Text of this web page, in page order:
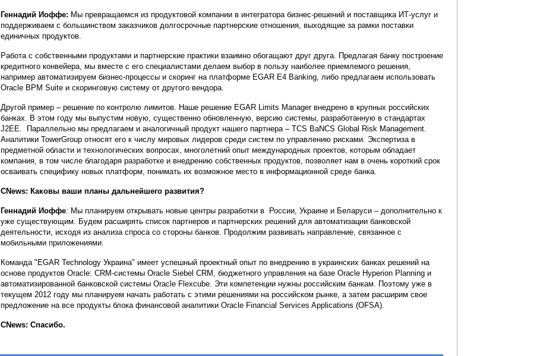
Геннадий Иоффе: Мы превращаемся из продуктовой компании в интегратора бизнес-решений и поставщика ИТ-услуг и
поддерживаем с большинством заказчиков долгосрочные партнерские отношения, выходящие за рамки поставки
единичных продуктов.
Работа с собственными продуктами и партнерские практики взаимно обогащают друг друга. Предлагая банку построение
кредитного конвейера, мы вместе с его специалистами делаем выбор в пользу наиболее приемлемого решения,
например автоматизируем бизнес-процессы и скоринг на платформе EGAR E4 Banking, либо предлагаем использовать
Oracle BPM Suite и скоринговую систему от другого вендора.
Другой пример – решение по контролю лимитов. Наше решение EGAR Limits Manager внедрено в крупных российских
банках. В этом году мы выпустим новую, существенно обновленную, версию системы, разработанную в стандартах
J2EE. Параллельно мы предлагаем и аналогичный продукт нашего партнера – TCS BaNCS Global Risk Management.
Аналитики TowerGroup относят его к числу мировых лидеров среди систем по управлению рисками. Экспертиза в
предметной области и технологических вопросах, многолетний опыт международных проектов, которым обладает
компания, в том числе благодаря разработке и внедрению собственных продуктов, позволяет нам в очень короткий срок
осваивать специфику новых платформ, понимать их возможное место в информационной среде банка.
CNews: Каковы ваши планы дальнейшего развития?
Геннадий Иоффе: Мы планируем открывать новые центры разработки в России, Украине и Беларуси – дополнительно к
уже существующим. Будем расширять список партнеров и партнерских решений для автоматизации банковской
деятельности, исходя из анализа спроса со стороны банков. Продолжим развивать направление, связанное с
мобильными приложениями.
Команда "EGAR Technology Украина" имеет успешный проектный опыт по внедрению в украинских банках решений на
основе продуктов Oracle: CRM-системы Oracle Siebel CRM, бюджетного управления на базе Oracle Hyperion Planning и
автоматизированной банковской системы Oracle Flexcube. Эти компетенции нужны российским банкам. Поэтому уже в
текущем 2012 году мы планируем начать работать с этими решениями на российском рынке, а затем расширим свое
предложение на все продукты блока финансовой аналитики Oracle Financial Services Applications (OFSA).
CNews: Спасибо.